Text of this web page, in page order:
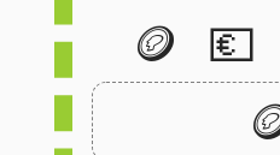
🪙 💶